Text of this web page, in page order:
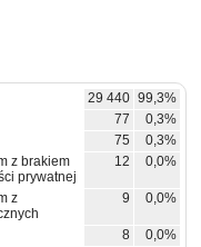
29 440 99,3%
77
0,3%
75
0,3%
z brakiem
prywatnej
12 0,0%
z
9 0,0%
8
0,0%